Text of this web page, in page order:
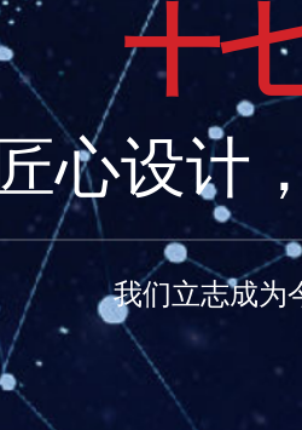
十
匠心设计
我们立志成为